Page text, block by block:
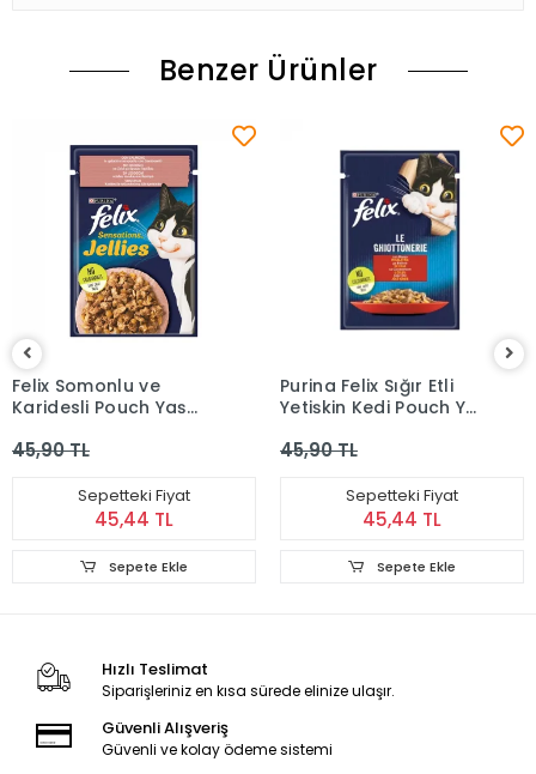
Benzer Ürünler
Felix Somonlu ve
Karidesli Pouch Yaş
45,90 TL
Sepetteki Fiyat
45,44 TL
Sepete Ekle
Purina Felix Sığır Etli
Yetişkin Kedi Pouch Yaş
45,90 TL
Sepetteki Fiyat
45,44 TL
Sepete Ekle
Hızlı Teslimat
Siparişleriniz en kısa sürede elinize ulaşır.
Güvenli Alışveriş
Güvenli ve kolay ödeme sistemi